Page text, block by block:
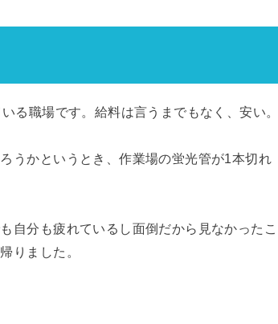
る職場です。給料は言うまでもなく、安い。
うかというとき、作業場の蛍光管が1本切れ
自分も疲れているし面倒だから見なかったこ
りました。